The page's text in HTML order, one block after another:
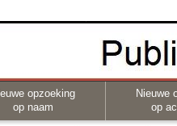
opzoeking
op naam
Nieuwe
op